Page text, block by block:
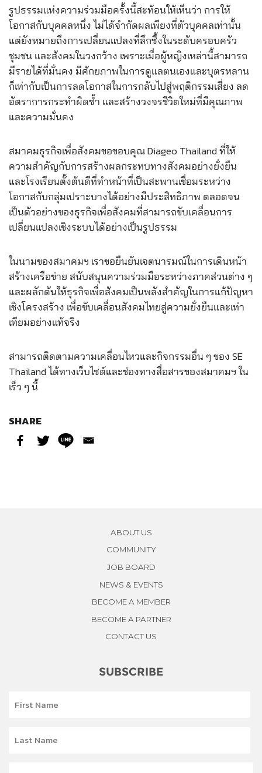
รูปธรรมแห่งความร่วมมือครั้งนี้สะท้อนให้เห็นว่า การให้
โอกาสกับบุคคลหนึ่ง ไม่ได้จำกัดผลเพียงที่ตัวบุคคลเท่านั้น
แต่ยังหมายถึงการเปลี่ยนแปลงที่ลึกซึ้งในระดับครอบครัว
ชุมชน และสังคมในวงกว้าง เพราะเมื่อผู้หญิงเหล่านี้สามารถ
มีรายได้ที่มั่นคง มีศักยภาพในการดูแลตนเองและบุตรหลาน
ก็เท่ากับเป็นการลดโอกาสในการกลับไปสู่พฤติกรรมเสี่ยง ลด
อัตราการกระทำผิดซ้ำ และสร้างวงจรชีวิตใหม่ที่มีคุณภาพ
และความมั่นคง
สมาคมธุรกิจเพื่อสังคมขอขอบคุณ Diageo Thailand ที่ให้
ความสำคัญกับการสร้างผลกระทบทางสังคมอย่างยั่งยืน
และโรงเรียนตั้งต้นดีที่ทำหน้าที่เป็นสะพานเชื่อมระหว่าง
โอกาสกับกลุ่มเปราะบางได้อย่างมีประสิทธิภาพ ตลอดจน
เป็นตัวอย่างของธุรกิจเพื่อสังคมที่สามารถขับเคลื่อนการ
เปลี่ยนแปลงเชิงระบบได้อย่างเป็นรูปธรรม
ในนามของสมาคมฯ เราขอยืนยันเจตนารมณ์ในการเดินหน้า
สร้างเครือข่าย สนับสนุนความร่วมมือระหว่างภาคส่วนต่าง ๆ
และผลักดันให้ธุรกิจเพื่อสังคมเป็นพลังสำคัญในการแก้ปัญหา
เชิงโครงสร้าง เพื่อขับเคลื่อนสังคมไทยสู่ความยั่งยืนและเท่า
เทียมอย่างแท้จริง
สามารถติดตามความเคลื่อนไหวและกิจกรรมอื่น ๆ ของ SE
Thailand ได้ทางเว็บไซต์และช่องทางสื่อสารของสมาคมฯ ใน
เร็ว ๆ นี้
SHARE
ABOUT US
COMMUNITY
JOB BOARD
NEWS & EVENTS
BECOME A MEMBER
BECOME A PARTNER
CONTACT US
SUBSCRIBE